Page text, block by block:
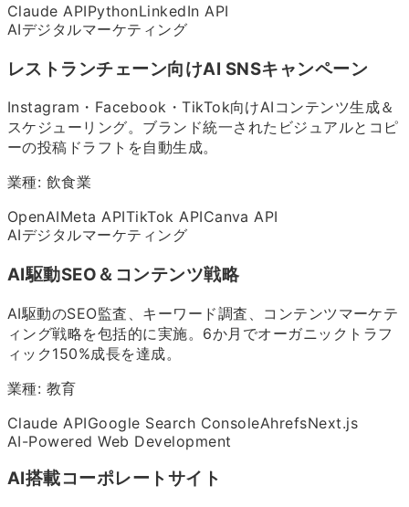
Claude APIPythonLinkedIn API
AIデジタルマーケティング
レストランチェーン向けAI SNSキャンペーン
Instagram・Facebook・TikTok向けAIコンテンツ生成＆
スケジューリング。ブランド統一されたビジュアルとコピ
ーの投稿ドラフトを自動生成。
業種: 飲食業
OpenAIMeta APITikTok APICanva API
AIデジタルマーケティング
AI駆動SEO＆コンテンツ戦略
AI駆動のSEO監査、キーワード調査、コンテンツマーケテ
ィング戦略を包括的に実施。6か月でオーガニックトラフ
ィック150%成長を達成。
業種: 教育
Claude APIGoogle Search ConsoleAhrefsNext.js
AI-Powered Web Development
AI搭載コーポレートサイト